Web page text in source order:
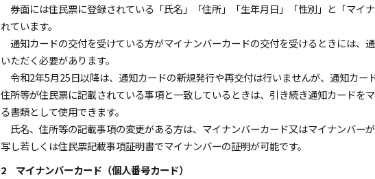
券面には住民票に登録されている「氏名」「住所」「生年月日」「性別」と「マイ
れています。
通知カードの交付を受けている方がマイナンバーカードの交付を受けるときには、
いただく必要があります。
令和2年5月25日以降は、通知カードの新規発行や再交付は行いませんが、通知カー
住所等が住民票に記載されている事項と一致しているときは、引き続き通知カードを
る書類として使用できます。
氏名、住所等の記載事項の変更がある方は、マイナンバーカード又はマイナンバー
写し若しくは住民票記載事項証明書でマイナンバーの証明が可能です。
2 マイナンバーカード（個人番号カード）